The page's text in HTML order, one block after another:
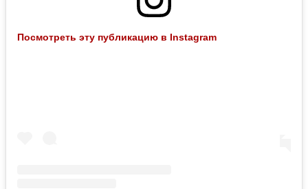
Посмотреть эту публикацию в Instagram